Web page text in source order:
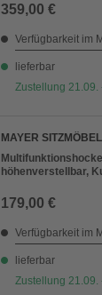
359,00 €
Verfügbarkeit im
lieferbar
Zustellung 21.09.
MAYER SITZMÖBEL
höhenverstellbar,
179,00 €
Verfügbarkeit im
lieferbar
Zustellung 21.09.